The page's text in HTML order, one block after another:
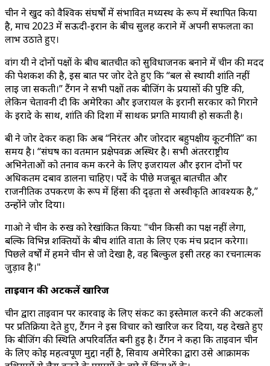
चीन ने खुद को वैश्विक संघर्षों में संभावित मध्यस्थ के रूप में स्थापित किया
है, मार्च 2023 में सऊदी-ईरान के बीच सुलह कराने में अपनी सफलता का
लाभ उठाते हुए।
वांग यी ने दोनों पक्षों के बीच बातचीत को सुविधाजनक बनाने में चीन की मदद
की पेशकश की है, इस बात पर जोर देते हुए कि “बल से स्थायी शांति नहीं
लाई जा सकती।” टैंगन ने सभी पक्षों तक बीजिंग के प्रयासों की पुष्टि की,
लेकिन चेतावनी दी कि अमेरिका और इजरायल के ईरानी सरकार को गिराने
के इरादे के साथ, शांति की दिशा में सार्थक प्रगति मायावी हो सकती है।
बी ने जोर देकर कहा कि अब “निरंतर और जोरदार बहुपक्षीय कूटनीति” का
समय है। “संघर्ष का वर्तमान प्रक्षेपवक्र अस्थिर है। सभी अंतरराष्ट्रीय
अभिनेताओं को तनाव कम करने के लिए इजरायल और ईरान दोनों पर
अधिकतम दबाव डालना चाहिए। पर्दे के पीछे मजबूत बातचीत और
राजनीतिक उपकरण के रूप में हिंसा की दृढ़ता से अस्वीकृति आवश्यक है,”
उन्होंने जोर दिया।
गाओ ने चीन के रुख को रेखांकित किया: "चीन किसी का पक्ष नहीं लेगा,
बल्कि विभिन्न शक्तियों के बीच शांति वार्ता के लिए एक मंच प्रदान करेगा।
पिछले वर्षों में हमने चीन से जो देखा है, वह बिल्कुल इसी तरह का रचनात्मक
जुड़ाव है।"
ताइवान की अटकलें खारिज
चीन द्वारा ताइवान पर कार्रवाई के लिए संकट का इस्तेमाल करने की अटकलों
पर प्रतिक्रिया देते हुए, टैंगन ने इस विचार को खारिज कर दिया, यह देखते हुए
कि बीजिंग की स्थिति अपरिवर्तित बनी हुई है। टैंगन ने कहा कि ताइवान चीन
के लिए कोई महत्वपूर्ण मुद्दा नहीं है, सिवाय अमेरिका द्वारा उसे आक्रामक